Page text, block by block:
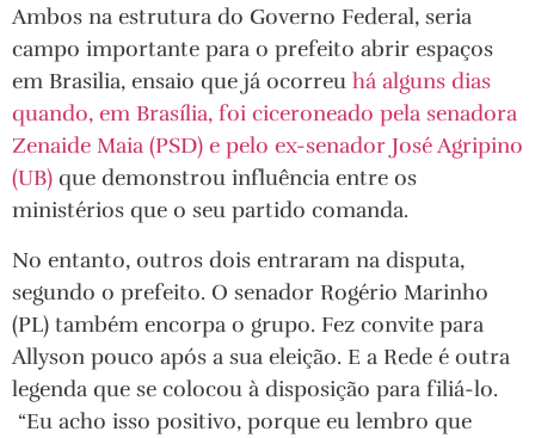
Ambos na estrutura do Governo Federal, seria
campo importante para o prefeito abrir espaços
em Brasilia, ensaio que já ocorreu há alguns dias
quando, em Brasília, foi ciceroneado pela senadora
Zenaide Maia (PSD) e pelo ex-senador José Agripino
(UB) que demonstrou influência entre os
ministérios que o seu partido comanda.
No entanto, outros dois entraram na disputa,
segundo o prefeito. O senador Rogério Marinho
(PL) também encorpa o grupo. Fez convite para
Allyson pouco após a sua eleição. E a Rede é outra
legenda que se colocou à disposição para filiá-lo.
“Eu acho isso positivo, porque eu lembro que